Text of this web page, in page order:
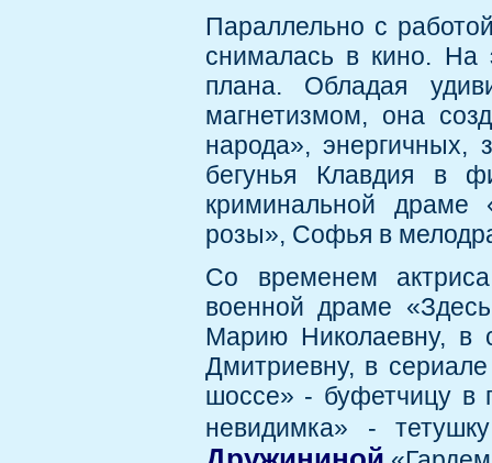
Параллельно с
снималась в кино. На
плана. Обладая
магнетизмом, она
народа», энергичных,
бегунья Клавдия в
криминальной
розы», Софья в
Со временем
военной драме
Марию Николаевну, в
Дмитриевну, в
шоссе» - буфетчицу в
невидимка» -